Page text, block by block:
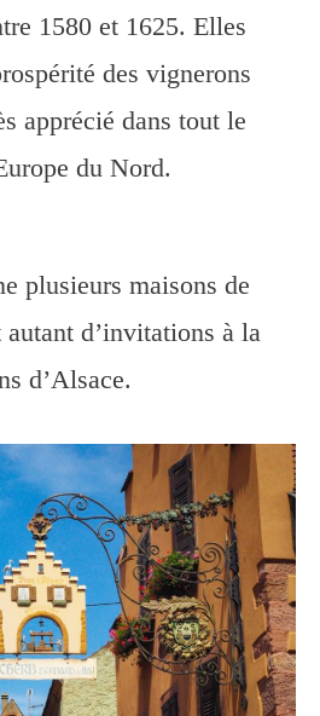
1580 et 1625. Elles
des vignerons
apprécié dans tout le
du Nord.
plusieurs maisons de
d’invitations à la
d’Alsace.